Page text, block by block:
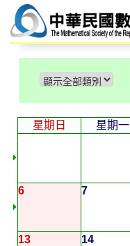
星期日 星期一
6 7
13 14